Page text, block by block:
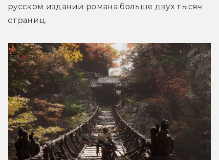
русском издании романа больше двух тысяч
страниц.